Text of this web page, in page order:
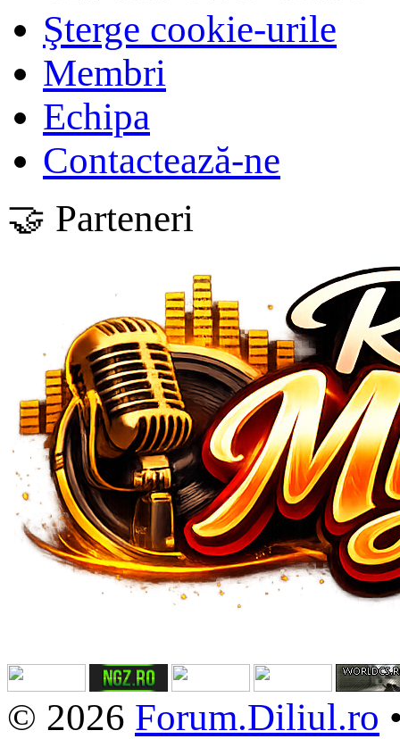
Şterge cookie-urile
Membri
Echipa
Contactează-ne
🤝 Parteneri
© 2026 Forum.Diliul.ro